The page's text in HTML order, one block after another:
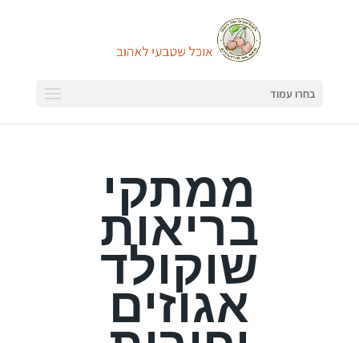
בחרו עמוד
ממתקי
בריאות
שוקולד
אגוזים